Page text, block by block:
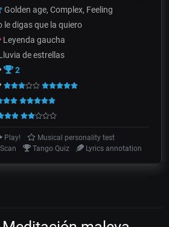
Golden age, Complex, Feeling
le digas que la quiero
Leyenda gaucha
de estrellas
2
Play!
Musical personality test
Tango Quiz Lyrics annotation